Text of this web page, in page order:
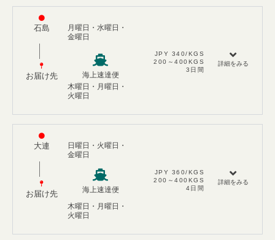
石島
お届け先
月曜日・水曜日・
金曜日
海上速達便
木曜日・月曜日・
火曜日
JPY 340/KGS​
200～400KGS​
3日間
詳細をみる
大連
お届け先
日曜日・火曜日・
金曜日
海上速達便
木曜日・月曜日・
火曜日
JPY 360/KGS​
200～400KGS​
4日間
詳細をみる